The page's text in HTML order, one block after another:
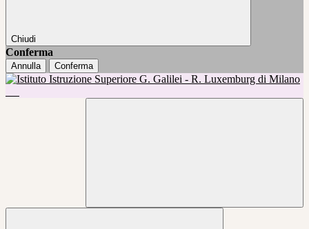
Chiudi
Conferma
Annulla Conferma